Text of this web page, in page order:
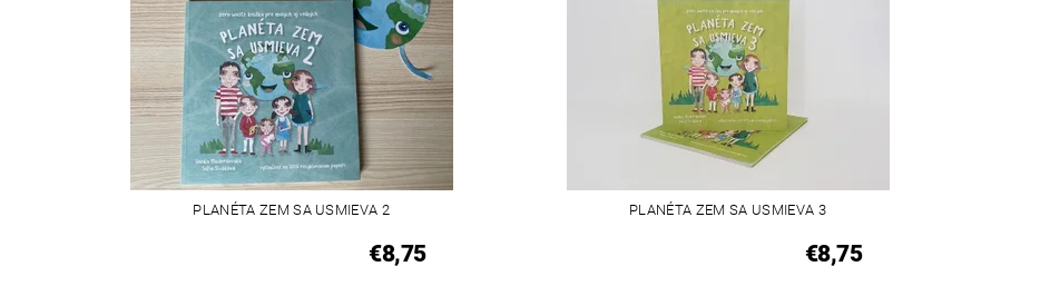
PLANÉTA ZEM SA USMIEVA 2
€8,75
PLANÉTA ZEM SA USMIEVA 3
€8,75